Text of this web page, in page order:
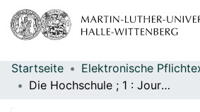
Bereiche & Sammlungen
Startseite
Die Hochschule ; 1 : Journal für Wissenschaft und Bildung / hrsg. von HoF Wittenberg, Institut für Hochschulforschung an der Martin-Luther-Universität Halle-Wittenberg